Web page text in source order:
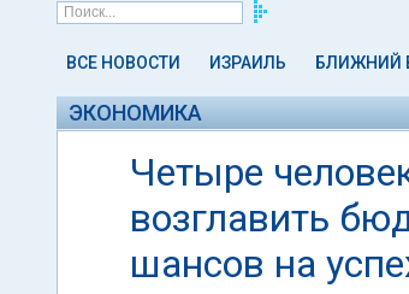
ВСЕ НОВОСТИ ИЗРАИЛЬ БЛИЖНИЙ
ЭКОНОМИКА
Четыре
возглавить
шансов на